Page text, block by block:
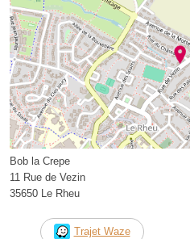
Bob la Crepe
11 Rue de Vezin
35650 Le Rheu
Trajet Waze